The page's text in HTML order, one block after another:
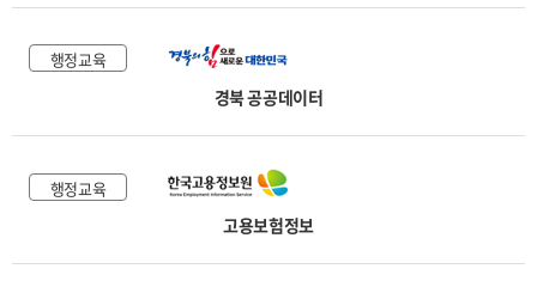
행정교육
경북 공공데이터
행정교육
고용보험정보